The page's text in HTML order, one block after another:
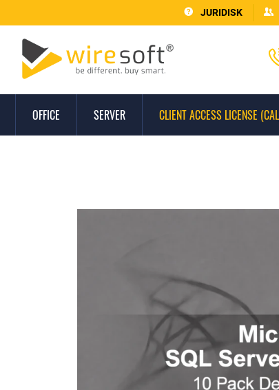
JURIDISK
OFFICE SERVER CLIENT ACCESS LICENSE